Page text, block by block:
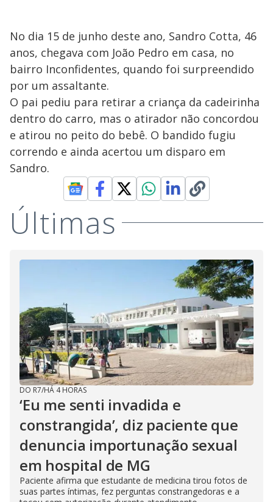
No dia 15 de junho deste ano, Sandro Cotta, 46
anos, chegava com João Pedro em casa, no
bairro Inconfidentes, quando foi surpreendido
por um assaltante.
O pai pediu para retirar a criança da cadeirinha
dentro do carro, mas o atirador não concordou
e atirou no peito do bebê. O bandido fugiu
correndo e ainda acertou um disparo em
Sandro.
Últimas
DO R7/HÁ 4 HORAS
‘Eu me senti invadida e
constrangida’, diz paciente que
denuncia importunação sexual
em hospital de MG
Paciente afirma que estudante de medicina tirou fotos de
suas partes íntimas, fez perguntas constrangedoras e a